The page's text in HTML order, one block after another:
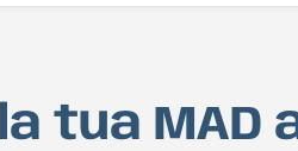
tua MAD